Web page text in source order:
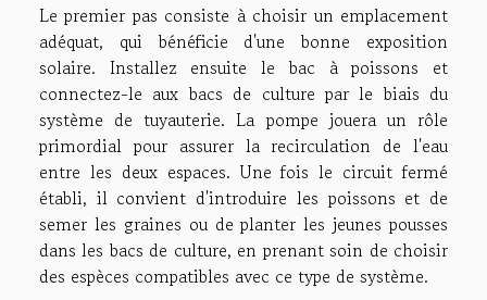
Le premier pas consiste à choisir un emplacement
adéquat, qui bénéficie d'une bonne exposition
solaire. Installez ensuite le bac à poissons et
connectez-le aux bacs de culture par le biais du
système de tuyauterie. La pompe jouera un rôle
primordial pour assurer la recirculation de l'eau
entre les deux espaces. Une fois le circuit fermé
établi, il convient d'introduire les poissons et de
semer les graines ou de planter les jeunes pousses
dans les bacs de culture, en prenant soin de choisir
des espèces compatibles avec ce type de système.